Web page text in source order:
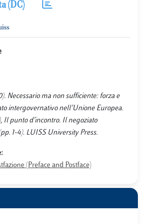
(DC)
Necessario ma non sufficiente: forza e
intergovernativo nell’Unione Europea.
Il punto d’incontro. Il negoziato
1-4). LUISS University Press.
(Preface and Postface)